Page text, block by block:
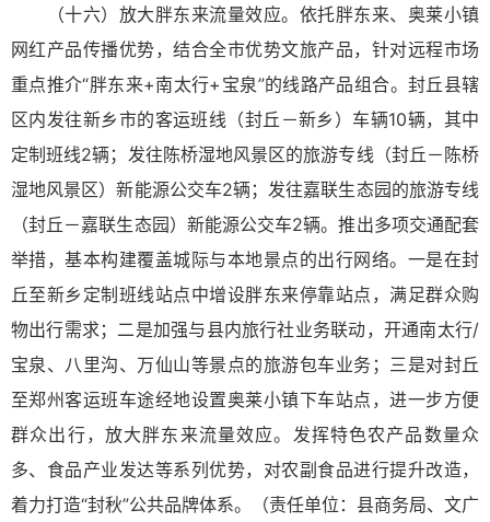
（十六）放大胖东来流量效应。依托胖东来、奥莱小镇
网红产品传播优势，结合全市优势文旅产品，针对远程市场
重点推介“胖东来+南太行+宝泉”的线路产品组合。封丘县辖
区内发往新乡市的客运班线（封丘－新乡）车辆10辆，其中
定制班线2辆；发往陈桥湿地风景区的旅游专线（封丘－陈桥
湿地风景区）新能源公交车2辆；发往嘉联生态园的旅游专线
（封丘－嘉联生态园）新能源公交车2辆。推出多项交通配套
举措，基本构建覆盖城际与本地景点的出行网络。一是在封
丘至新乡定制班线站点中增设胖东来停靠站点，满足群众购
物出行需求；二是加强与县内旅行社业务联动，开通南太行/
宝泉、八里沟、万仙山等景点的旅游包车业务；三是对封丘
至郑州客运班车途经地设置奥莱小镇下车站点，进一步方便
群众出行，放大胖东来流量效应。发挥特色农产品数量众
多、食品产业发达等系列优势，对农副食品进行提升改造，
着力打造“封秋”公共品牌体系。（责任单位：县商务局、文广